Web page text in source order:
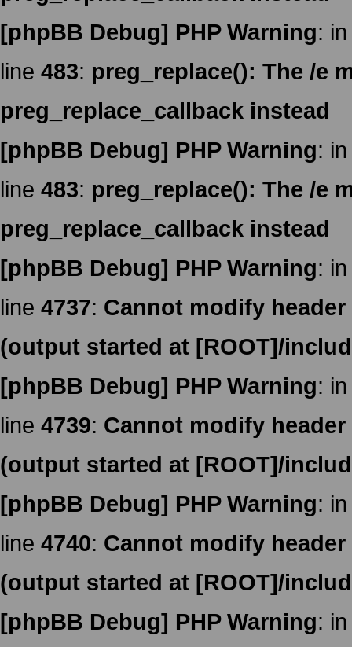
[phpBB Debug] PHP Warning:
line 483: preg_replace(): The /e
preg_replace_callback instead
[phpBB Debug] PHP Warning:
line 483: preg_replace(): The /e
preg_replace_callback instead
[phpBB Debug] PHP Warning:
line 4737: Cannot modify
(output started at [ROOT]/
[phpBB Debug] PHP Warning:
line 4739: Cannot modify
(output started at [ROOT]/
[phpBB Debug] PHP Warning:
line 4740: Cannot modify
(output started at [ROOT]/
[phpBB Debug] PHP Warning: